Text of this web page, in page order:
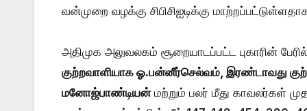
வன்முறை வழக்கு சிபிசிஐடிக்கு
அதிமுக அலுவலகம் சூறையாடப்பட்ட புகாரின்
குற்றவாளியாக ஓ.பன்னீர்செல்வம், இரண்டாவது
மனோஜ்பாண்டியன்மற்றும் பலர் மீது காவலர்கள்